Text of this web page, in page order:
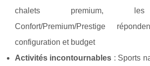
chalets premium, les
Confort/Premium/Prestige
configuration et budget
Activités incontournables : Sports